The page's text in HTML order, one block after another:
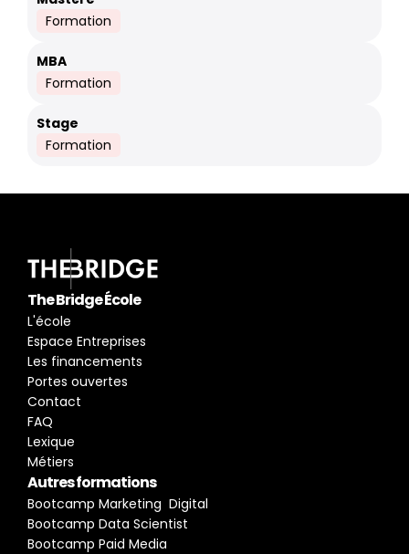
Formation
MBA
Formation
Stage
Formation
The Bridge École
L'école
Espace Entreprises
Les financements
Portes ouvertes
Contact
FAQ
Lexique
Métiers
Autres formations
Bootcamp Marketing  Digital
Bootcamp Data Scientist
Bootcamp Paid Media